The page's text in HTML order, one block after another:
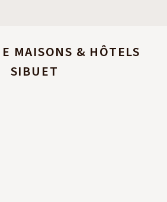
MAISONS & HÔTELS
SIBUET